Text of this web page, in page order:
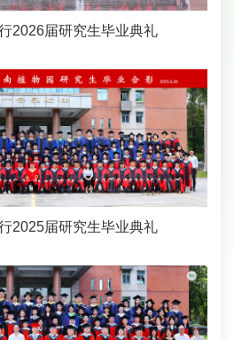
2026届研究生毕业典礼
2025届研究生毕业典礼